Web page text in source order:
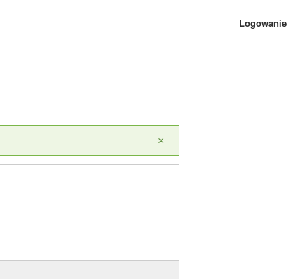
Logowanie
×